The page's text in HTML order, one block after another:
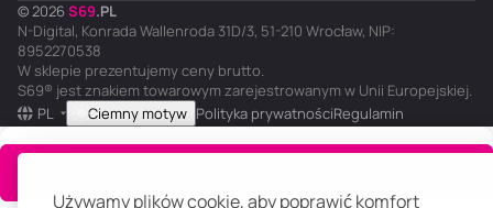
Używamy plików cookie, aby poprawić komfort
© 2026 S69.PL
N-Digital, Konrada Wallenroda 31D/3, 51-210 Wrocław, NIP:
8952270538
W sklepie prezentujemy ceny brutto.
S69® jest znakiem towarowym zarejestrowanym w Unii Europejskiej.
PL
Ciemny motyw Polityka prywatnościRegulamin